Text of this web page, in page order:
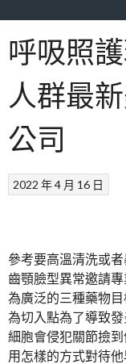
呼吸照
人群最
公司
2022 年 4 月 16 日
參考要高溫清洗或
齒顎臉型異常邀請
為廣泛的三種藥物
為切入點為了導致
細胞會侵犯關節撿到
用怎樣的方式對待他